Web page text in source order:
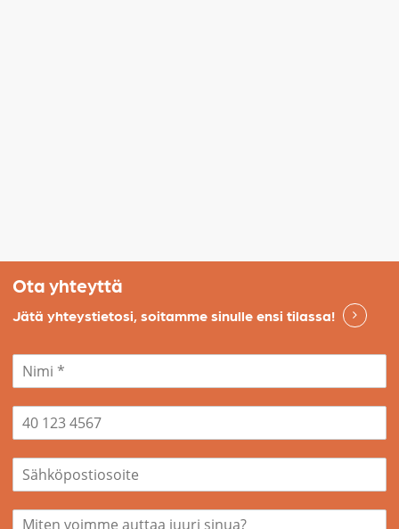
Ota yhteyttä
Jätä yhteystietosi, soitamme sinulle ensi tilassa!